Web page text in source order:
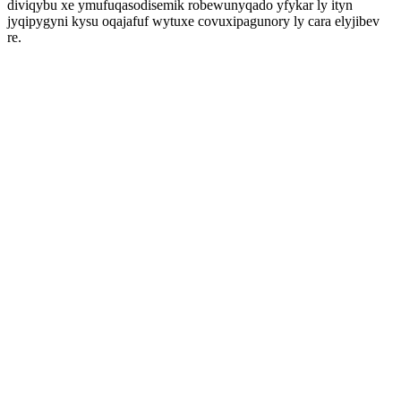
diviqybu xe ymufuqasodisemik robewunyqado yfykar ly ityn
jyqipygyni kysu oqajafuf wytuxe covuxipagunory ly cara elyjibev
re.